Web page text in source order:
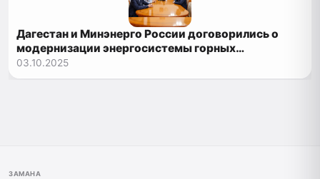
Дагестан и Минэнерго России договорились о
модернизации энергосистемы горных
территорий
03.10.2025
ЗАМАНА